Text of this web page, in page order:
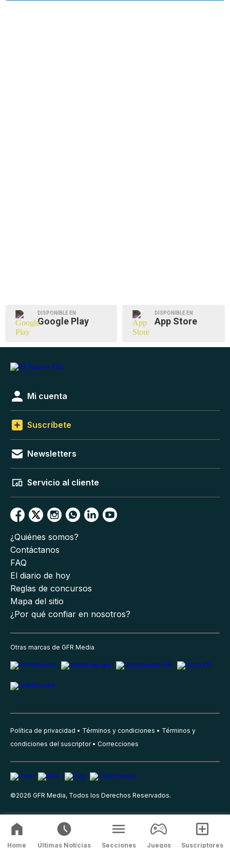
DISPONIBLE EN
Google Play
DISPONIBLE EN
App Store
Mi cuenta
Suscríbete
Newsletters
Servicio al cliente
¿Quiénes somos?
Contáctanos
FAQ
El diario de hoy
Reglas de concursos
Mapa del sitio
¿Por qué confiar en nosotros?
Otras marcas de GFR Media
Política de privacidad Términos y condiciones
Términos y
condiciones del suscriptor
Correcciones
©2026 GFR Media, Todos los Derechos Reservados.
Home Últimas Noticias Secciones Juegos Suscriptores